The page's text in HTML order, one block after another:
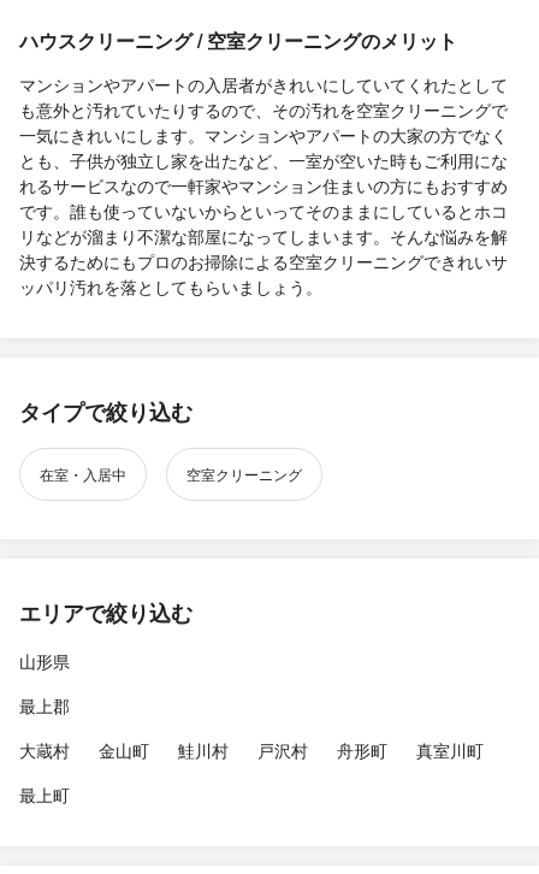
ハウスクリーニング / 空室クリーニングのメリット
マンションやアパートの入居者がきれいにしていてくれたとして
も意外と汚れていたりするので、その汚れを空室クリーニングで
一気にきれいにします。マンションやアパートの大家の方でなく
とも、子供が独立し家を出たなど、一室が空いた時もご利用にな
れるサービスなので一軒家やマンション住まいの方にもおすすめ
です。誰も使っていないからといってそのままにしているとホコ
リなどが溜まり不潔な部屋になってしまいます。そんな悩みを解
決するためにもプロのお掃除による空室クリーニングできれいサ
ッパリ汚れを落としてもらいましょう。
タイプで絞り込む
在室・入居中 空室クリーニング
エリアで絞り込む
山形県
最上郡
大蔵村
金山町 鮭川村 戸沢村 舟形町
真室川町
最上町